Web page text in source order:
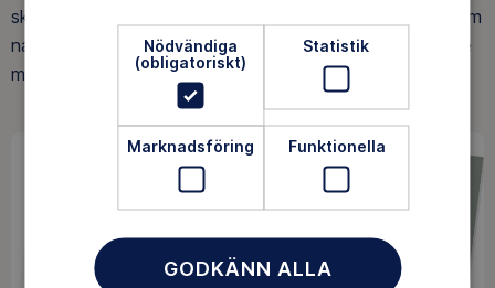
ska upptäcka den rörelseglädje och de hälsoeffekter som
naturen ger. Som medlem bidrar du också till vårt arbete
med att skydda allemansrätten.
Nödvändiga
(obligatoriskt)
Statistik
Marknadsföring Funktionella
GODKÄNN ALLA